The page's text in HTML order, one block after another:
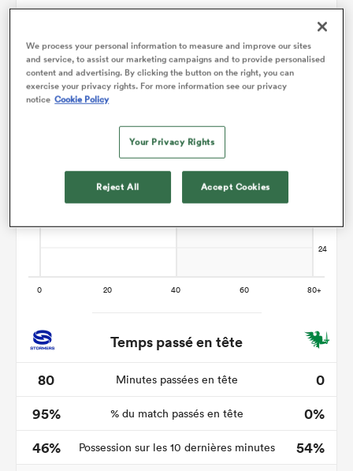
Temps passé en tête
80
Minutes passées en tête
0
95%
% du match passés en tête
0%
46%
Possession sur les 10 dernières minutes
54%
We process your personal information to measure and improve our sites
and service, to assist our marketing campaigns and to provide personalised
content and advertising. By clicking the button on the right, you can
exercise your privacy rights. For more information see our privacy
notice Cookie Policy
Your Privacy Rights
Reject All Accept Cookies